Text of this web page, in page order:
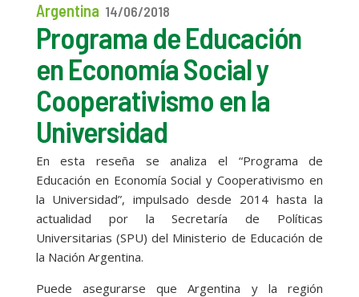
Argentina 14/06/2018
Programa de Educación
en Economía Social y
Cooperativismo en la
Universidad
En esta reseña se analiza el “Programa de
Educación en Economía Social y Cooperativismo en
la Universidad”, impulsado desde 2014 hasta la
actualidad por la Secretaría de Políticas
Universitarias (SPU) del Ministerio de Educación de
la Nación Argentina.
Puede asegurarse que Argentina y la región